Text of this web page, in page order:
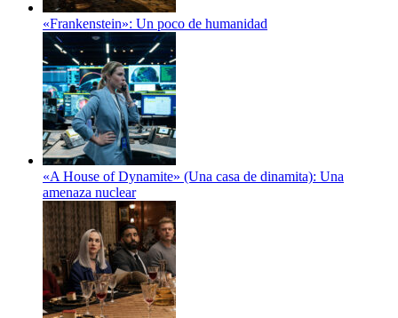
«Frankenstein»: Un poco de humanidad
«A House of Dynamite» (Una casa de dinamita): Una
amenaza nuclear